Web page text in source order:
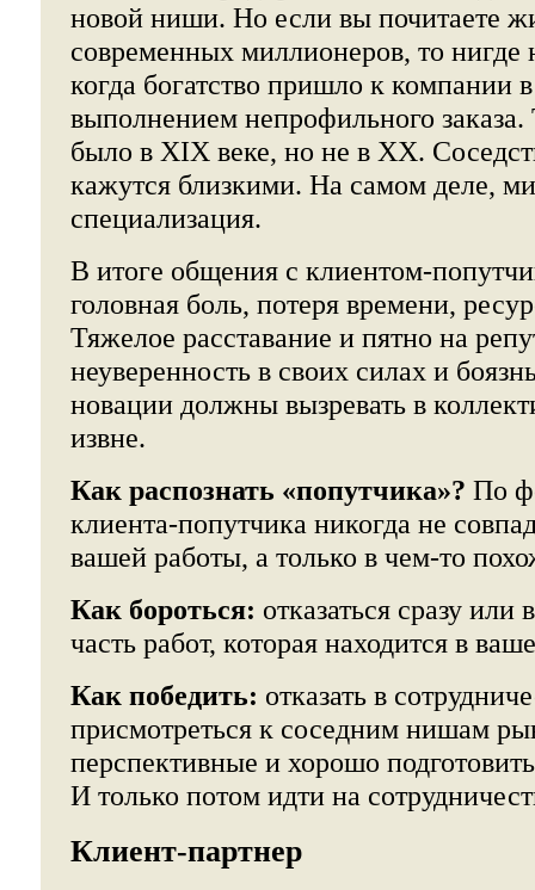
новой ниши. Но если вы почитаете
современных миллионеров, то нигде
когда богатство пришло к компании
выполнением непрофильного
было в XIX веке, но не в ХХ.
кажутся близкими. На самом деле,
специализация.
В итоге общения с клиентом-
головная боль, потеря времени,
Тяжелое расставание и пятно на
неуверенность в своих силах и
новации должны вызревать в
извне.
Как распознать «попутчика»? По
клиента-попутчика никогда не
вашей работы, а только в чем-то
Как бороться: отказаться сразу
часть работ, которая находится в
Как победить: отказать в
присмотреться к соседним нишам
перспективные и хорошо
И только потом идти на
Клиент-партнер